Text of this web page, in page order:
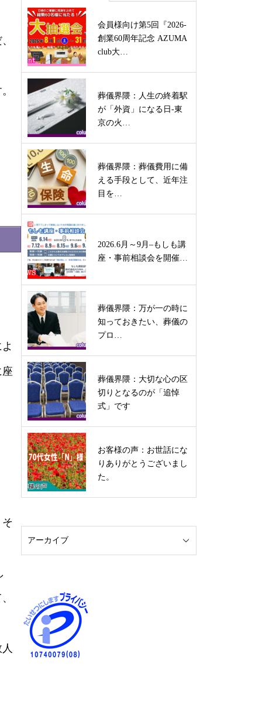
会員様向け第5回『2026-
創業60周年記念 AZUMA
club大…
葬儀界隈：人生の終着駅
が「外資」になる日-東
京の火…
葬儀界隈：葬儀費用に備
える手段として、近年注
目を…
2026.6月～9月–もしも講
座・事前相談会を開催…
葬儀界隈：万が一の時に
知っておきたい、葬儀の
プロ…
葬儀界隈：大切な心の区
切りとなるのが「追悼
式」です
お客様の声：お世話にな
りありがとうございまし
た。